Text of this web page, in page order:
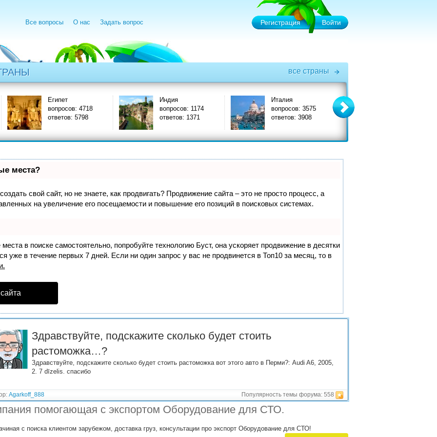
Все вопросы О нас Задать вопрос Регистрация Войти
все страны
Египет
вопросов: 4718
ответов: 5798
Индия
вопросов: 1174
ответов: 1371
Италия
вопросов: 3575
ответов: 3908
места?
свой сайт, но не знаете, как продвигать? Продвижение сайта – это не просто процесс, а
на увеличение его посещаемости и повышение его позиций в поисковых системах.
в поиске самостоятельно, попробуйте технологию Буст, она ускоряет продвижение в десятки
уже в течение первых 7 дней. Если ни один запрос у вас не продвинется в Топ10 за месяц, то в
Здравствуйте, подскажите сколько будет стоить
растоможка…?
Здравствуйте, подскажите сколько будет стоить растоможка вот этого авто в Перми?: Audi A6, 2005,
2. 7 dīzelis. спасибо
Agarkoff_888 Популярность темы форума: 558
помогающая с экспортом Оборудование для СТО.
с поиска клиентом зарубежом, доставка груз, консультации про экспорт Оборудование для СТО!